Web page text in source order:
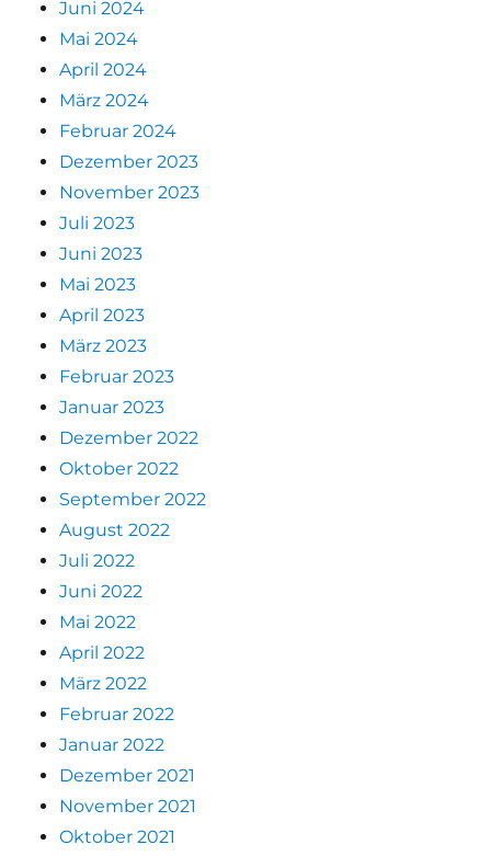
Juni 2024
Mai 2024
April 2024
März 2024
Februar 2024
Dezember 2023
November 2023
Juli 2023
Juni 2023
Mai 2023
April 2023
März 2023
Februar 2023
Januar 2023
Dezember 2022
Oktober 2022
September 2022
August 2022
Juli 2022
Juni 2022
Mai 2022
April 2022
März 2022
Februar 2022
Januar 2022
Dezember 2021
November 2021
Oktober 2021